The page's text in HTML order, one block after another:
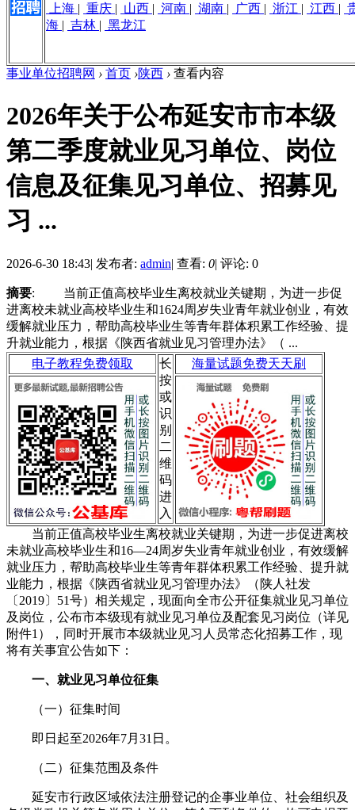
上海 | 重庆 | 山西 | 河南 | 湖南 | 广西 | 浙江 | 江西 |
海 | 吉林 | 黑龙江
事业单位招聘网 › 首页 ›陕西 › 查看内容
2026年关于公布延安市市本级
第二季度就业见习单位、岗位
信息及征集见习单位、招募见
习 ...
2026-6-30 18:43| 发布者: admin| 查看: 0| 评论: 0
摘要: 当前正值高校毕业生离校就业关键期，为进一步促
进离校未就业高校毕业生和1624周岁失业青年就业创业，有效
缓解就业压力，帮助高校毕业生等青年群体积累工作经验、提
升就业能力，根据《陕西省就业见习管理办法》（ ...
电子教程免费领取
长
按
或
识
别
二
维
码
进
入
海量试题免费天天刷
当前正值高校毕业生离校就业关键期，为进一步促进离校
未就业高校毕业生和16—24周岁失业青年就业创业，有效缓解
就业压力，帮助高校毕业生等青年群体积累工作经验、提升就
业能力，根据《陕西省就业见习管理办法》（陕人社发
〔2019〕51号）相关规定，现面向全市公开征集就业见习单位
及岗位，公布市本级现有就业见习单位及配套见习岗位（详见
附件1），同时开展市本级就业见习人员常态化招募工作，现
将有关事宜公告如下：
一、就业见习单位征集
（一）征集时间
即日起至2026年7月31日。
（二）征集范围及条件
延安市行政区域依法注册登记的企事业单位、社会组织及